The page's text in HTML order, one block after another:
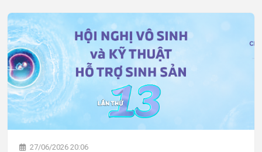
27/06/2026 20:06